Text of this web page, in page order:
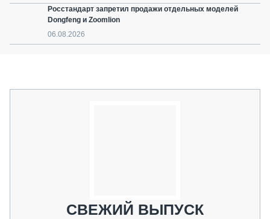
Росстандарт запретил продажи отдельных моделей
Dongfeng и Zoomlion
06.08.2026
СВЕЖИЙ ВЫПУСК